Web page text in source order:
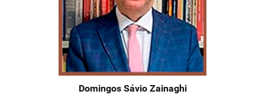
Domingos Sávio Zainaghi